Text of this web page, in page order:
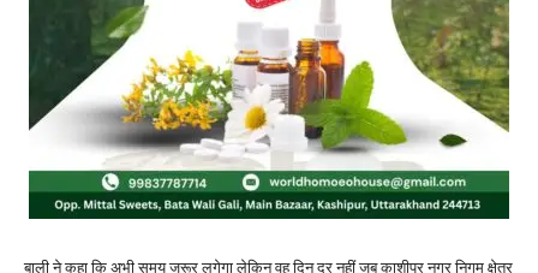
बाली ने कहा कि अभी समय जरूर लगेगा लेकिन वह दिन दूर नहीं जब काशीपुर नगर निगम क्षेत्र